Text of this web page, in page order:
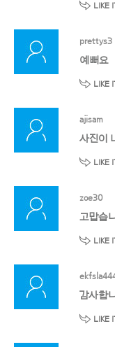
LIKE
prettys3
예뻐요
LIKE
ajisam
사진이
LIKE
zoe30
고맙습
LIKE
감사합
LIKE